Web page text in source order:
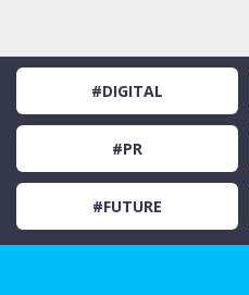
#DIGITAL
#PR
#FUTURE